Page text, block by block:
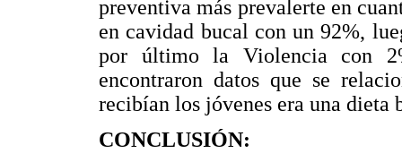
preventiva más prevalerte en
en cavidad bucal con un 92%,
por último la Violencia con
encontraron datos que se
recibían los jóvenes era una dieta
CONCLUSIÓN: